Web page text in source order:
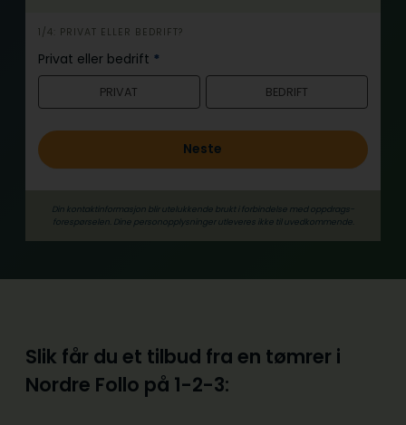
h
e
r
1/4: PRIVAT ELLER BEDRIFT?
Privat eller bedrift *
PRIVAT BEDRIFT
Neste
Din kontaktinformasjon blir utelukkende brukt i forbindelse med oppdrags­
forespørselen. Dine person­­opplysninger utleveres ikke til uvedkommende.
Slik får du et tilbud fra en tømrer i
Nordre Follo på 1-2-3: